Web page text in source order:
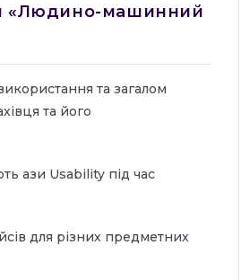
«Людино-машинний
та загалом
та його
ази Usability під час
для різних предметних